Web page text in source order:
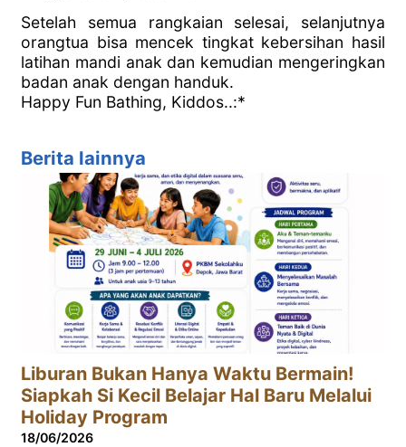
Setelah semua rangkaian selesai, selanjutnya
orangtua bisa mencek tingkat kebersihan hasil
latihan mandi anak dan kemudian mengeringkan
badan anak dengan handuk.
Happy Fun Bathing, Kiddos..:*
Berita lainnya
Liburan Bukan Hanya Waktu Bermain!
Siapkah Si Kecil Belajar Hal Baru Melalui
Holiday Program
18/06/2026